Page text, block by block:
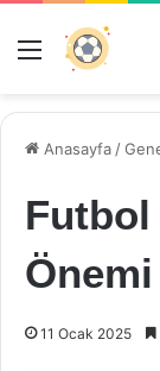
Menü
Anasayfa /
Futbol
Önemi
11 Ocak 2025